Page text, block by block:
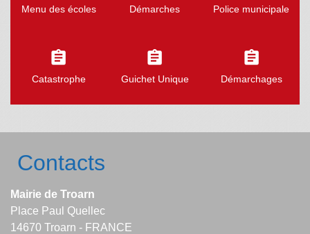
Menu des écoles Démarches Police municipale
assignment
Catastrophe
assignment
Guichet Unique
assignment
Démarchages
Contacts
Mairie de Troarn
Place Paul Quellec
14670 Troarn - FRANCE